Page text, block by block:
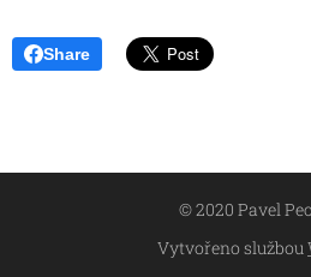
Share
© 2020 Pavel
Vytvořeno službou